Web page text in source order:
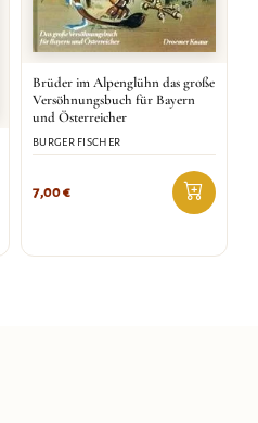
Brüder im Alpenglühn das große
Versöhnungsbuch für Bayern
und Österreicher
BURGER FISCHER
7,00€